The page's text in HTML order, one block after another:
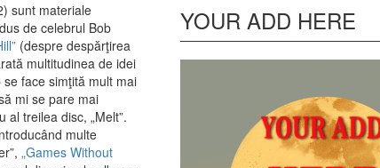
sunt materiale
de celebrul Bob
(despre despărţirea
multitudinea de idei
face simţită mult mai
mi se pare mai
treilea disc, „Melt”.
multe
„Games Without
YOUR ADD HERE